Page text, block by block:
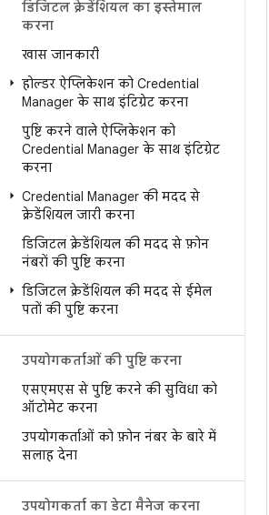
डिजिटल क्रेडेंशियल का इस्तेमाल
करना
खास जानकारी
होल्डर ऐप्लिकेशन को Credential
Manager के साथ इंटिग्रेट करना
पुष्टि करने वाले ऐप्लिकेशन को
Credential Manager के साथ इंटिग्रेट
करना
Credential Manager की मदद से
क्रेडेंशियल जारी करना
डिजिटल क्रेडेंशियल की मदद से फ़ोन
नंबरों की पुष्टि करना
डिजिटल क्रेडेंशियल की मदद से ईमेल
पतों की पुष्टि करना
उपयोगकर्ताओं की पुष्टि करना
एसएमएस से पुष्टि करने की सुविधा को
ऑटोमेट करना
उपयोगकर्ताओं को फ़ोन नंबर के बारे में
सलाह देना
उपयोगकर्ता का डेटा मैनेज करना